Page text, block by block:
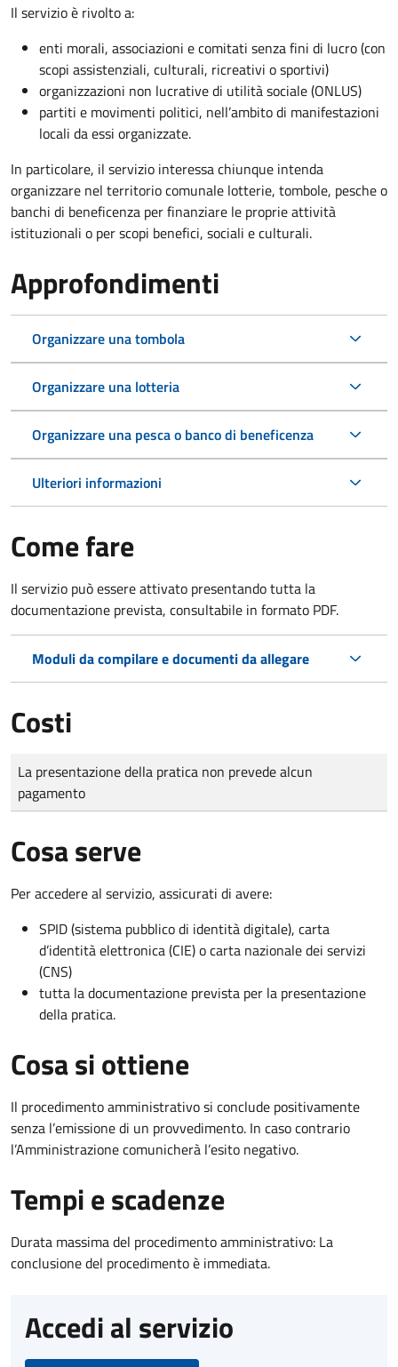
Il servizio è rivolto a:
enti morali, associazioni e comitati senza fini di lucro (con
scopi assistenziali, culturali, ricreativi o sportivi)
organizzazioni non lucrative di utilità sociale (ONLUS)
partiti e movimenti politici, nell’ambito di manifestazioni
locali da essi organizzate.
In particolare, il servizio interessa chiunque intenda
organizzare nel territorio comunale lotterie, tombole, pesche o
banchi di beneficenza per finanziare le proprie attività
istituzionali o per scopi benefici, sociali e culturali.
Approfondimenti
Organizzare una tombola
Organizzare una lotteria
Organizzare una pesca o banco di beneficenza
Ulteriori informazioni
Come fare
Il servizio può essere attivato presentando tutta la
documentazione prevista, consultabile in formato PDF.
Moduli da compilare e documenti da allegare
Costi
Tipo di pagamento
Importo
La presentazione della pratica non prevede alcun
pagamento
Cosa serve
Per accedere al servizio, assicurati di avere:
SPID (sistema pubblico di identità digitale), carta
d’identità elettronica (CIE) o carta nazionale dei servizi
(CNS)
tutta la documentazione prevista per la presentazione
della pratica.
Cosa si ottiene
Il procedimento amministrativo si conclude positivamente
senza l’emissione di un provvedimento. In caso contrario
l’Amministrazione comunicherà l’esito negativo.
Tempi e scadenze
Durata massima del procedimento amministrativo: La
conclusione del procedimento è immediata.
Accedi al servizio